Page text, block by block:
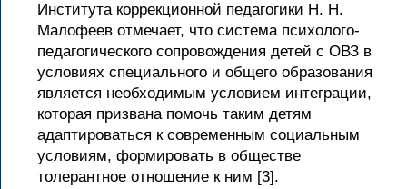
Института коррекционной педагогики Н. Н.
Малофеев отмечает, что система психолого-
педагогического сопровождения детей с ОВЗ в
условиях специального и общего образования
является необходимым условием интеграции,
которая призвана помочь таким детям
адаптироваться к современным социальным
условиям, формировать в обществе
толерантное отношение к ним [3].